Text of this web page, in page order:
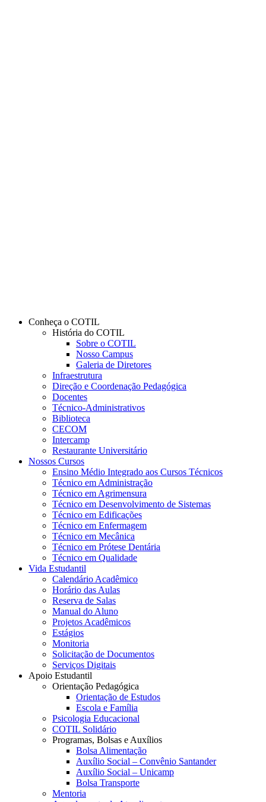
Conheça o COTIL
História do COTIL
Sobre o COTIL
Nosso Campus
Galeria de Diretores
Infraestrutura
Direção e Coordenação Pedagógica
Docentes
Técnico-Administrativos
Biblioteca
CECOM
Intercamp
Restaurante Universitário
Nossos Cursos
Ensino Médio Integrado aos Cursos Técnicos
Técnico em Administração
Técnico em Agrimensura
Técnico em Desenvolvimento de Sistemas
Técnico em Edificações
Técnico em Enfermagem
Técnico em Mecânica
Técnico em Prótese Dentária
Técnico em Qualidade
Vida Estudantil
Calendário Acadêmico
Horário das Aulas
Reserva de Salas
Manual do Aluno
Projetos Acadêmicos
Estágios
Monitoria
Solicitação de Documentos
Serviços Digitais
Apoio Estudantil
Orientação Pedagógica
Orientação de Estudos
Escola e Família
Psicologia Educacional
COTIL Solidário
Programas, Bolsas e Auxílios
Bolsa Alimentação
Auxílio Social – Convênio Santander
Auxílio Social – Unicamp
Bolsa Transporte
Mentoria